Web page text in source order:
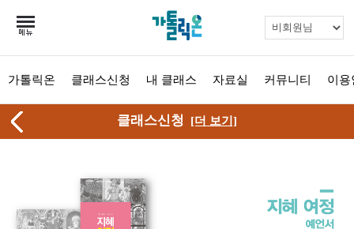
가톨릭온 클래스신청 내 클래스 자료실 커뮤니티 이용
클래스신청 [더 보기]